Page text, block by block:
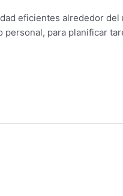
eficientes alrededor
para planificar